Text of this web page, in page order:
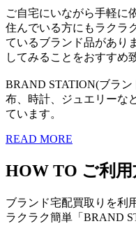
ご自宅にいながら手軽に
住んでいる方にもラクラ
ているブランド品があり
してみることをおすすめ
BRAND STATION(ブラ
布、時計、ジュエリーな
ています。
READ MORE
HOW TO ご利
ブランド宅配買取りを利
ラクラク簡単「BRAND